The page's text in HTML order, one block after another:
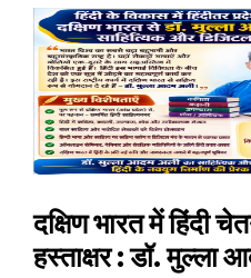
दक्षिण भारत में हिंदी
हस्ताक्षर : डॉ. मुल्ला